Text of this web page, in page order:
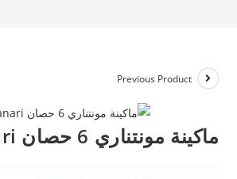
Previous Product
ماكينة مونتناري 6 حصان Montanari